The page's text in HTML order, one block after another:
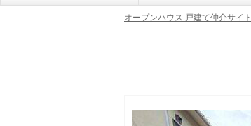
オープンハウス 戸建て仲介サイト